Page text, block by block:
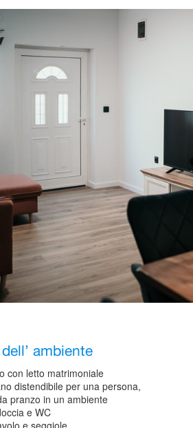
ambiente
con letto matrimoniale
distendibile per una persona,
pranzo in un ambiente
e WC
e seggiole